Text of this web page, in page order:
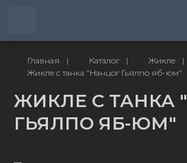
Главная | Каталог | Жикле
|
Жикле с танка "Нанцог Гьялпо яб-юм"
ЖИКЛЕ С ТАНКА
ГЬЯЛПО ЯБ-ЮМ"